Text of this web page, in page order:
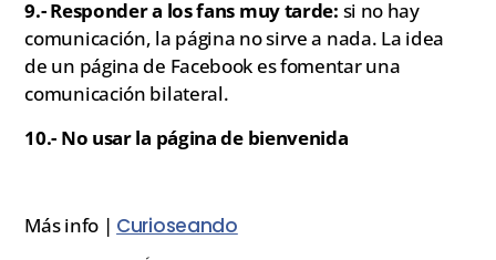
9.- Responder a los fans muy tarde: si no hay
comunicación, la página no sirve a nada. La idea
de un página de Facebook es fomentar una
comunicación bilateral.
10.- No usar la página de bienvenida
Más info | Curioseando